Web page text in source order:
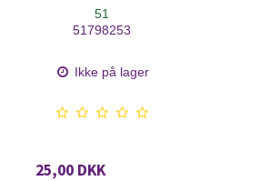
51
51798253
Ikke på lager
25,00 DKK